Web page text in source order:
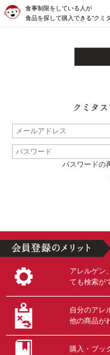
食事制限をしている人が
食品を探して購入できる“クミ
パスワードの
アレルゲン
ても検索が
自分のアレ
他の商品が
購入・ブッ